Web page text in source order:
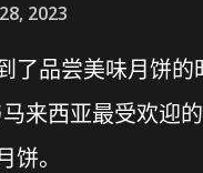
2023
了品尝美味月饼
来西亚最受欢迎
。